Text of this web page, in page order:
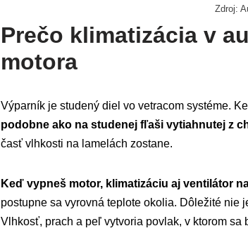
Zdroj:
Prečo klimatizácia v
motora
Výparník je studený diel vo vetracom systéme.
podobne ako na studenej fľaši vytiahnutej z
časť vlhkosti na lamelách zostane.
Keď vypneš motor, klimatizáciu aj ventilátor
postupne sa vyrovná teplote okolia. Dôležité nie
Vlhkosť, prach a peľ vytvoria povlak, v ktorom sa